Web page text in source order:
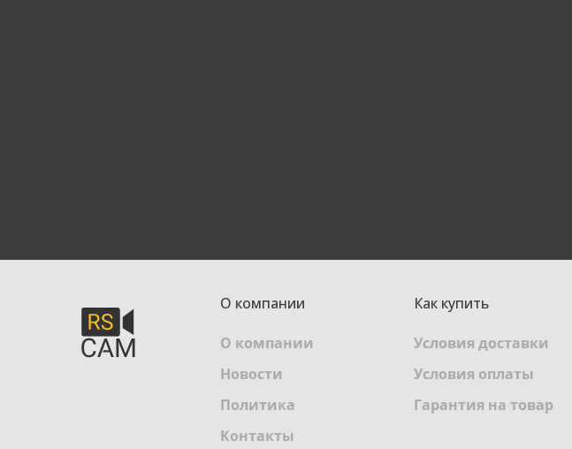
О компании
О компании
Новости
Политика
Контакты
Как купить
Условия доставки
Условия оплаты
Гарантия на товар